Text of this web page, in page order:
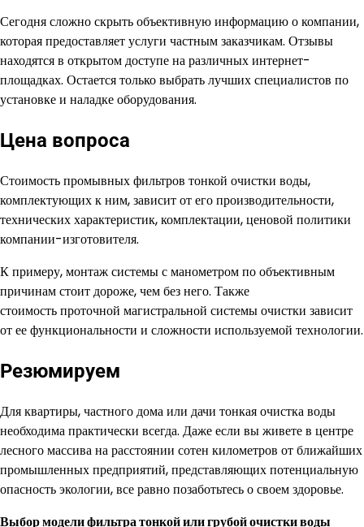
Сегодня сложно скрыть объективную информацию о компании,
которая предоставляет услуги частным заказчикам. Отзывы
находятся в открытом доступе на различных интернет-
площадках. Остается только выбрать лучших специалистов по
установке и наладке оборудования.
Цена вопроса
Стоимость промывных фильтров тонкой очистки воды,
комплектующих к ним, зависит от его производительности,
технических характеристик, комплектации, ценовой политики
компании-изготовителя.
К примеру, монтаж системы с манометром по объективным
причинам стоит дороже, чем без него. Также
стоимость проточной магистральной системы очистки зависит
от ее функциональности и сложности используемой технологии.
Резюмируем
Для квартиры, частного дома или дачи тонкая очистка воды
необходима практически всегда. Даже если вы живете в центре
лесного массива на расстоянии сотен километров от ближайших
промышленных предприятий, представляющих потенциальную
опасность экологии, все равно позаботьтесь о своем здоровье.
Выбор модели фильтра тонкой или грубой очистки воды